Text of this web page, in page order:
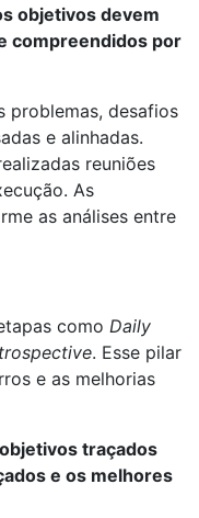
objetivos devem
compreendidos por
problemas, desafios
e alinhadas.
reuniões
As
as análises entre
como Daily
. Esse pilar
e as melhorias
traçados
e os melhores